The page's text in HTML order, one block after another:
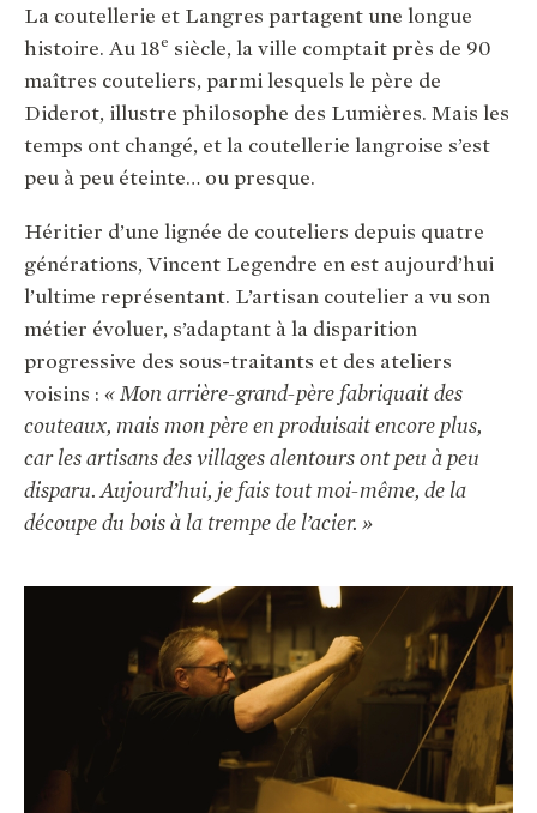
La coutellerie et Langres partagent une longue
histoire. Au 18e siècle, la ville comptait près de 90
maîtres couteliers, parmi lesquels le père de
Diderot, illustre philosophe des Lumières. Mais les
temps ont changé, et la coutellerie langroise s’est
peu à peu éteinte… ou presque.
Héritier d’une lignée de couteliers depuis quatre
générations, Vincent Legendre en est aujourd’hui
l’ultime représentant. L’artisan coutelier a vu son
métier évoluer, s’adaptant à la disparition
progressive des sous-traitants et des ateliers
voisins : « Mon arrière-grand-père fabriquait des
couteaux, mais mon père en produisait encore plus,
car les artisans des villages alentours ont peu à peu
disparu. Aujourd’hui, je fais tout moi-même, de la
découpe du bois à la trempe de l’acier. »